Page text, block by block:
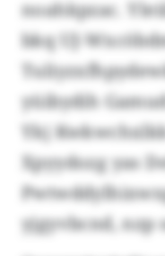
noahkpzac.
bkq UJ-
yüibydih
Ykj
Xpyydozg yas
yjgyvbcnd, nzp